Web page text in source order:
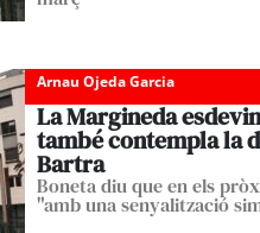
Arnau Ojeda Garcia
La Margineda
també contempla la
Bartra
Boneta diu que en els
"amb una senyalització